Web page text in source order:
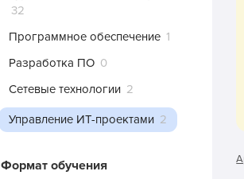
32
Программное обеспечение 1
Разработка ПО 0
Сетевые технологии 2
Управление ИТ-проектами 2
Формат обучения